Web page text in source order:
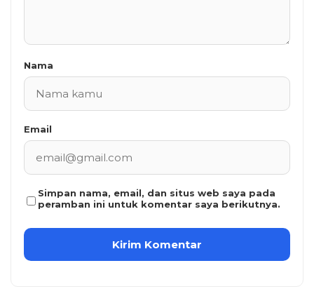
Nama
Email
Simpan nama, email, dan situs web saya pada
peramban ini untuk komentar saya berikutnya.